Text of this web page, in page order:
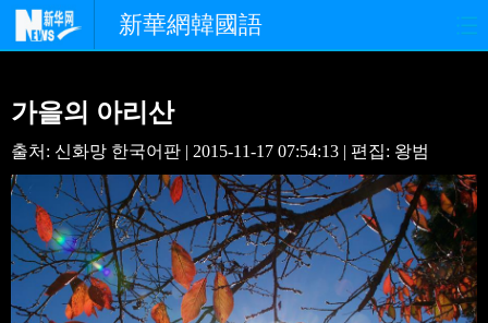
新華網韓國語
중한교류 핫 TV 문화
연예 관광 오피니언
생생 중국어
가을의 아리산
출처: 신화망 한국어판 | 2015-11-17 07:54:13 | 편집: 왕범